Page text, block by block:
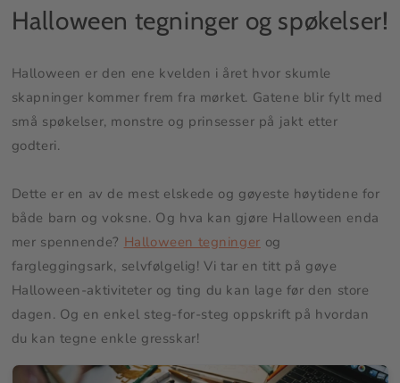
Halloween tegninger og spøkelser!
Halloween er den ene kvelden i året hvor skumle
skapninger kommer frem fra mørket. Gatene blir fylt med
små spøkelser, monstre og prinsesser på jakt etter
godteri.
Dette er en av de mest elskede og gøyeste høytidene for
både barn og voksne. Og hva kan gjøre Halloween enda
mer spennende? Halloween tegninger og
fargleggingsark, selvfølgelig! Vi tar en titt på gøye
Halloween-aktiviteter og ting du kan lage før den store
dagen. Og en enkel steg-for-steg oppskrift på hvordan
du kan tegne enkle gresskar!